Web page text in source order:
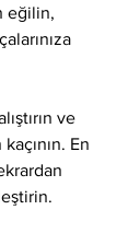
eğilin,
ve
kaçının. En